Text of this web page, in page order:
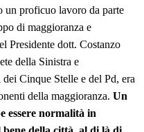
un proficuo lavoro da parte
di maggioranza e
Presidente dott. Costanzo
della Sinistra e
Cinque Stelle e del Pd, era
della maggioranza. Un
essere normalità in